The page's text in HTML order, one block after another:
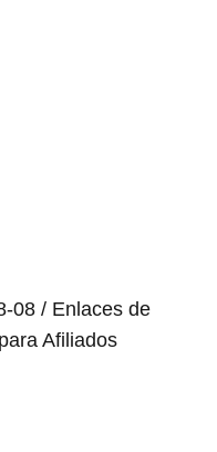
08 / Enlaces de
Afiliados